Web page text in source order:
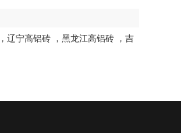
， 辽宁高铝砖 ， 黑龙江高铝砖 ， 吉